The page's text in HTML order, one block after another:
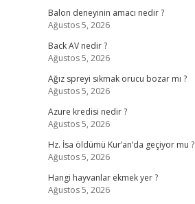
Balon deneyinin amacı nedir ?
Ağustos 5, 2026
Back AV nedir ?
Ağustos 5, 2026
Ağız spreyi sıkmak orucu bozar mı ?
Ağustos 5, 2026
Azure kredisi nedir ?
Ağustos 5, 2026
Hz. İsa öldümü Kur’an’da geçiyor mu ?
Ağustos 5, 2026
Hangi hayvanlar ekmek yer ?
Ağustos 5, 2026